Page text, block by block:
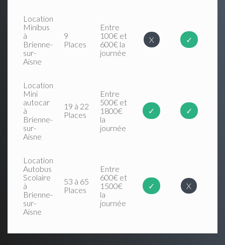
Location
Minibus
à
Brienne-
sur-
Aisne
9
Places
Entre
100€ et
600€ la
journée
X ✓
Location
Mini
autocar
à
Brienne-
sur-
Aisne
19 à 22
Places
Entre
500€ et
1800€
la
journée
✓ ✓
Location
Autobus
Scolaire
à
Brienne-
sur-
Aisne
53 à 65
Places
Entre
600€ et
1500€
la
journée
✓ X